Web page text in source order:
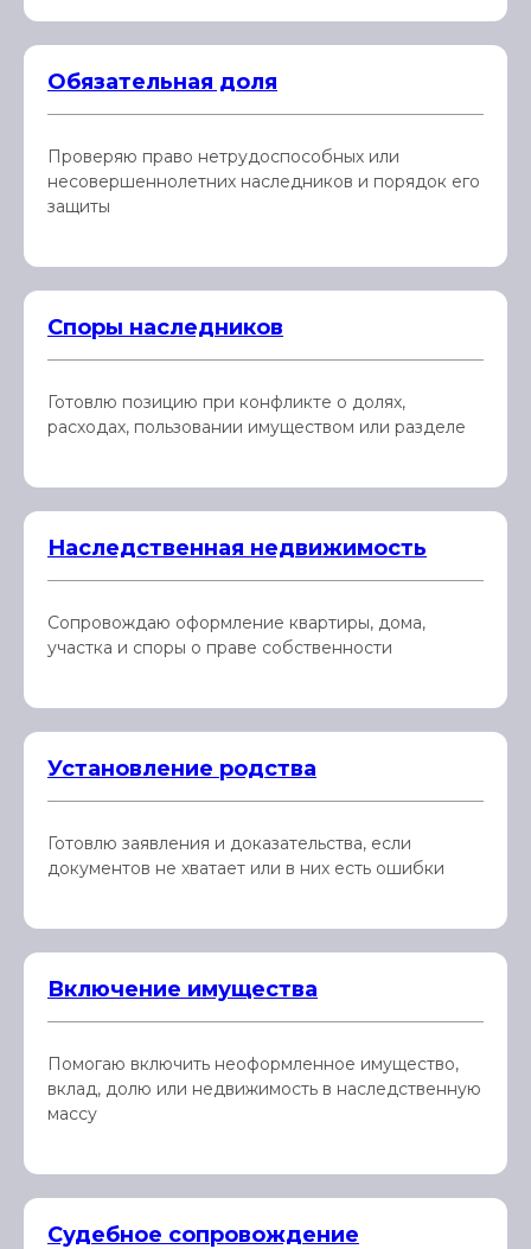
Обязательная доля
Проверяю право нетрудоспособных или
несовершеннолетних наследников и порядок его
защиты
Споры наследников
Готовлю позицию при конфликте о долях,
расходах, пользовании имуществом или разделе
Наследственная недвижимость
Сопровождаю оформление квартиры, дома,
участка и споры о праве собственности
Установление родства
Готовлю заявления и доказательства, если
документов не хватает или в них есть ошибки
Включение имущества
Помогаю включить неоформленное имущество,
вклад, долю или недвижимость в наследственную
массу
Судебное сопровождение